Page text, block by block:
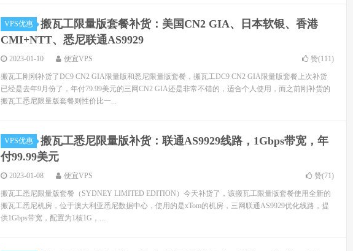
VPS优惠
搬瓦工限量版套餐补货：美国CN2 GIA、日本软银、香港
CMI+NTT、悉尼联通AS9929
2023-01-10 便宜VPS 赞(111)
搬瓦工刚刚补货了DC9 CN2 GIA限量版和悉尼限量版套餐，搬瓦工DC9 CN2 GIA限量版套餐上次补货
已经是去年9月份了，年付79.99美元的三网CN2 GIA还是非常不错的，适合个人使用，而之前刚补货的
搬瓦工悉尼限量版套餐则性价比一...
VPS优惠
搬瓦工悉尼限量版补货：联通AS9929线路，1Gbps带宽，年
付99.99美元
2023-01-08 便宜VPS 赞(71)
搬瓦工悉尼限量版套餐（SYDNEY LIMITED EDITION）今天补货了，该搬瓦工限量版套餐使用全新的
搬瓦工悉尼机房，位于澳大利亚悉尼数据中心，使用的是xTom的机房，三网联通AS9929优化线路，提
供1Gbps带宽，配置为1核1G，...